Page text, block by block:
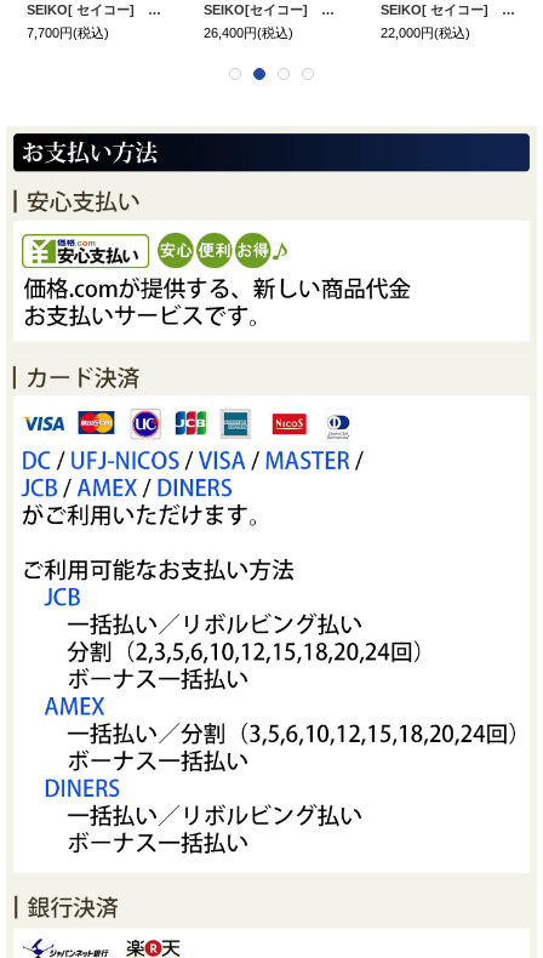
SEIKO[ セイコー] セイコークロック SQ446B デジタル時計 ソーラー 電波クロック 正規品
7,700円(税込)
SEIKO[セイコー] クロック GP219W 掛時計 オフィスタイプ 衛星電波クロック 正規品
26,400円(税込)
SEIKO[ セイコー] セイコークロック GP212B 衛星電波（スペースリンク）掛け時計 正規品
22,000円(税込)